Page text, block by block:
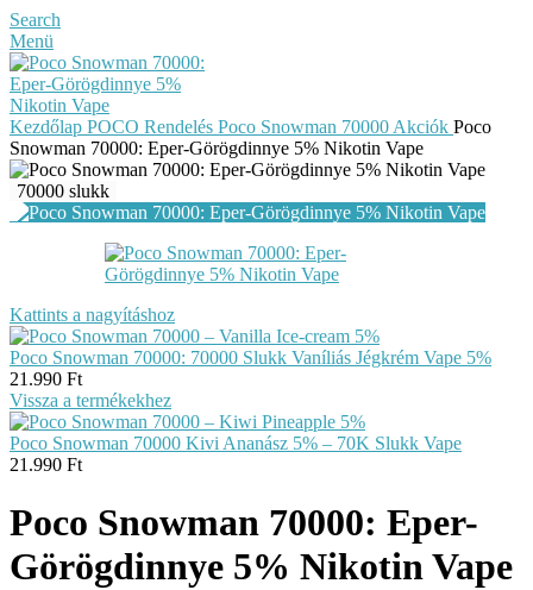
Search
Menü
Kezdőlap POCO Rendelés Poco Snowman 70000 Akciók Poco
Snowman 70000: Eper-Görögdinnye 5% Nikotin Vape
70000 slukk
Kattints a nagyításhoz
Poco Snowman 70000: 70000 Slukk Vaníliás Jégkrém Vape 5%
21.990 Ft
Vissza a termékekhez
Poco Snowman 70000 Kivi Ananász 5% – 70K Slukk Vape
21.990 Ft
Poco Snowman 70000: Eper-
Görögdinnye 5% Nikotin Vape